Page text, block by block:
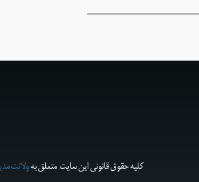
کلیه حقوق قانونی این سایت متعلق به